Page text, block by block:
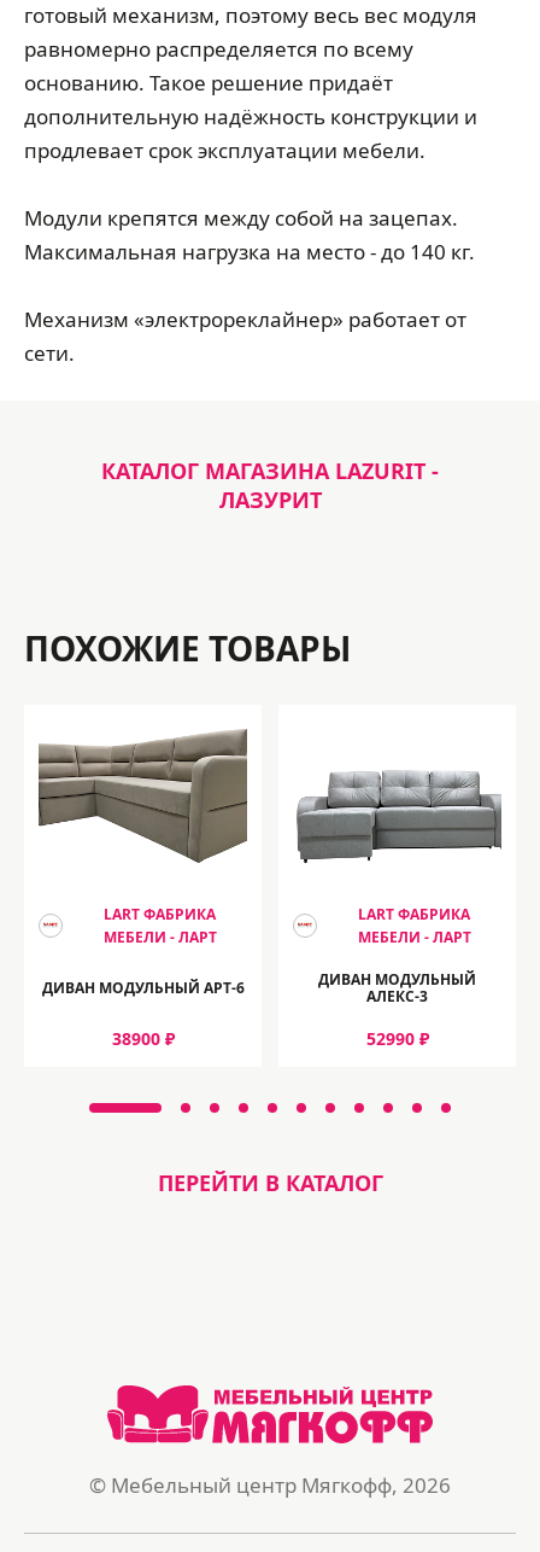
готовый механизм, поэтому весь вес модуля
равномерно распределяется по всему
основанию. Такое решение придаёт
дополнительную надёжность конструкции и
продлевает срок эксплуатации мебели.
Модули крепятся между собой на зацепах.
Максимальная нагрузка на место - до 140 кг.
Механизм «электрореклайнер» работает от
сети.
КАТАЛОГ МАГАЗИНА LAZURIT -
ЛАЗУРИТ
ПОХОЖИЕ ТОВАРЫ
LART ФАБРИКА
МЕБЕЛИ - ЛАРТ
ДИВАН МОДУЛЬНЫЙ АРТ-6
38900 ₽
LART ФАБРИКА
МЕБЕЛИ - ЛАРТ
ДИВАН МОДУЛЬНЫЙ
АЛЕКС-3
52990 ₽
ПЕРЕЙТИ В КАТАЛОГ
© Мебельный центр Мягкофф, 2026